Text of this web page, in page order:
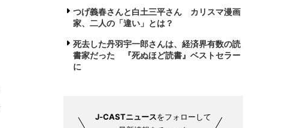
つげ義春さんと白土三平さん カリスマ漫画
家、二人の「違い」とは？
死去した丹羽宇一郎さんは、経済界有数の読
書家だった 『死ぬほど読書』ベストセラー
に
J-CASTニュースをフォローして